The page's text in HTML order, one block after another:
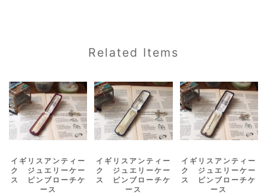
Related Items
イギリスアンティー
ク ジュエリーケー
ス ピンブローチケ
ース
イギリスアンティー
ク ジュエリーケー
ス ピンブローチケ
ース
イギリスアンティー
ク ジュエリーケー
ス ピンブローチケ
ース